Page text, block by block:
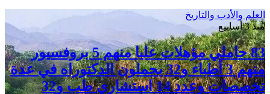
العلم والأدب والتاريخ
منذ 3 أسابيع
83 حاملي مؤهلات عليا منهم 5 بروفسيور
منهم 3 أطباء و32 يحملون الدكتوراه في عدة
تخصصات وعدد 14 استشاري طب و32